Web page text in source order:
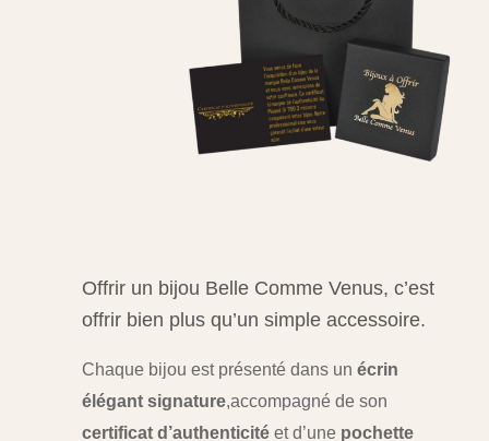
Offrir un bijou Belle Comme Venus, c’est
offrir bien plus qu’un simple accessoire.
Chaque bijou est présenté dans un écrin
élégant signature,accompagné de son
certificat d’authenticitéet d’une pochette